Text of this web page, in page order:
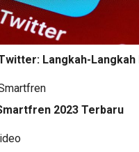
Langkah-Langkah
2023 Terbaru